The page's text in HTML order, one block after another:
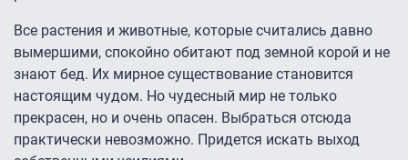
Все растения и животные, которые считались давно
вымершими, спокойно обитают под земной корой и не
знают бед. Их мирное существование становится
настоящим чудом. Но чудесный мир не только
прекрасен, но и очень опасен. Выбраться отсюда
практически невозможно. Придется искать выход